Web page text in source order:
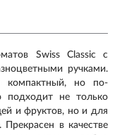
Swiss Classic с
ручками.
компактный, но по-
подходит не только
и фруктов, но и для
Прекрасен в качестве